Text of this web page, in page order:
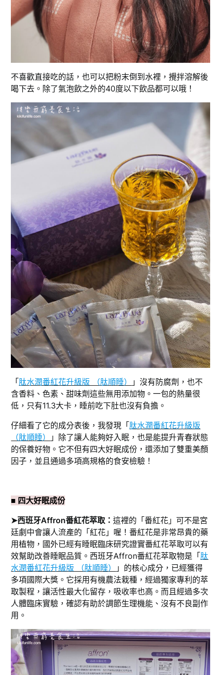
不喜歡直接吃的話，也可以把粉末倒到水裡，攪拌溶解後
喝下去。除了氣泡飲之外的40度以下飲品都可以哦！
「肽水潤番紅花升級版 （肽順睡）
」沒有防腐劑，也不
含香料、色素、甜味劑這些無用添加物。一包的熱量很
低，只有11.3大卡，睡前吃下肚也沒有負擔。
仔細看了它的成分表後，我發現「肽水潤番紅花升級版
（肽順睡）
」除了讓人能夠好入眠，也是能提升青春狀態
的保養好物。它不但有四大好眠成份，還添加了雙重美顏
因子，並且通過多項高規格的食安檢驗！
■ 四大好眠成份
➤西班牙Affron番紅花萃取：這裡的「番紅花」可不是宮
廷劇中會讓人流產的「紅花」喔！番紅花是非常昂貴的藥
用植物，國外已經有睡眠臨床研究證實番紅花萃取可以有
效幫助改善睡眠品質。西班牙Affron番紅花萃取物是「肽
水潤番紅花升級版 （肽順睡）
」的核心成分，已經獲得
多項國際大獎。它採用有機農法栽種，經過獨家專利的萃
取製程，讓活性最大化留存，吸收率也高。而且經過多次
人體臨床實驗，確認有助於調節生理機能、沒有不良副作
用。